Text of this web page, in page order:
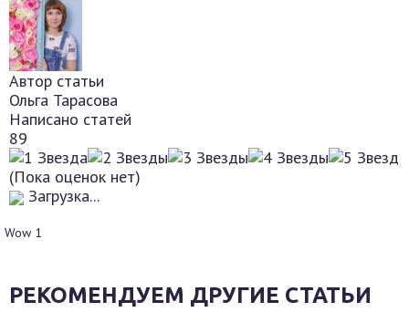
Автор статьи
Ольга Тарасова
Написано статей
89
(Пока оценок нет)
Загрузка...
Wow 1
РЕКОМЕНДУЕМ ДРУГИЕ СТАТЬИ